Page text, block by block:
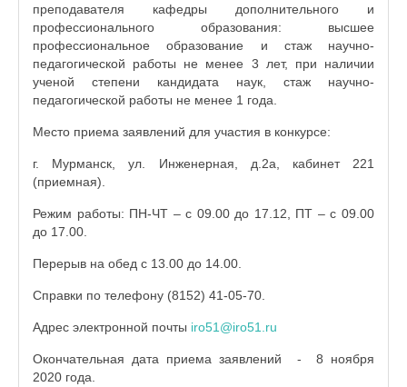
преподавателя кафедры дополнительного и
профессионального образования: высшее
профессиональное образование и стаж научно-
педагогической работы не менее 3 лет, при наличии
ученой степени кандидата наук, стаж научно-
педагогической работы не менее 1 года.
Место приема заявлений для участия в конкурсе:
г. Мурманск, ул. Инженерная, д.2а, кабинет 221
(приемная).
Режим работы: ПН-ЧТ – с 09.00 до 17.12, ПТ – с 09.00
до 17.00.
Перерыв на обед с 13.00 до 14.00.
Справки по телефону (8152) 41-05-70.
Адрес электронной почты iro51@iro51.ru
Окончательная дата приема заявлений - 8 ноября
2020 года.